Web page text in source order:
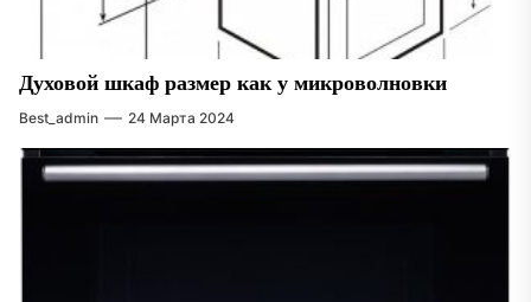
Духовой шкаф размер как у микроволновки
Best_admin 24 Марта 2024